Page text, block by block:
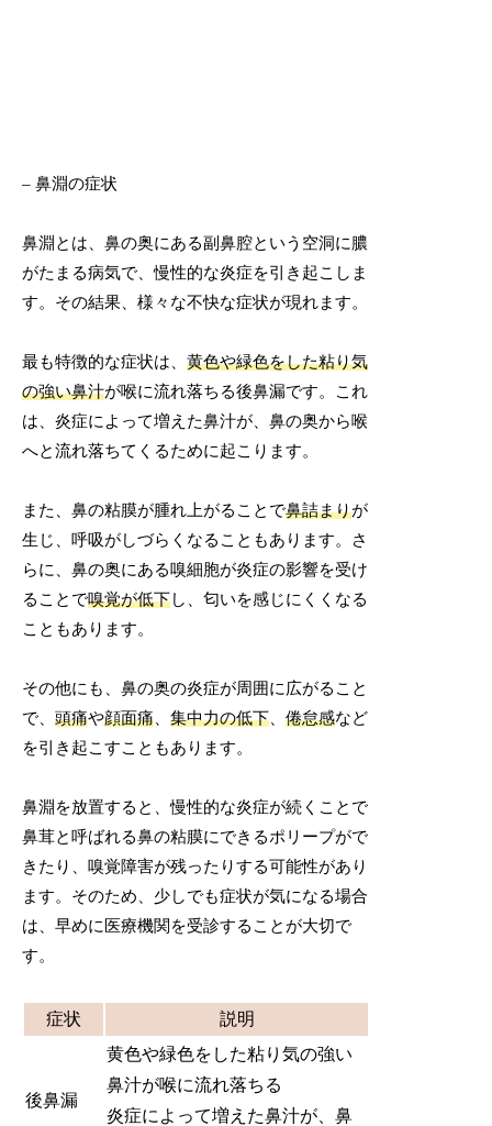
– 鼻淵の症状
鼻淵とは、鼻の奥にある副鼻腔という空洞に膿
がたまる病気で、慢性的な炎症を引き起こしま
す。その結果、様々な不快な症状が現れます。
最も特徴的な症状は、黄色や緑色をした粘り気
の強い鼻汁が喉に流れ落ちる後鼻漏です。これ
は、炎症によって増えた鼻汁が、鼻の奥から喉
へと流れ落ちてくるために起こります。
また、鼻の粘膜が腫れ上がることで鼻詰まりが
生じ、呼吸がしづらくなることもあります。さ
らに、鼻の奥にある嗅細胞が炎症の影響を受け
ることで嗅覚が低下し、匂いを感じにくくなる
こともあります。
その他にも、鼻の奥の炎症が周囲に広がること
で、頭痛や顔面痛 、集中力の低下 、倦怠感など
を引き起こすこともあります。
鼻淵を放置すると、慢性的な炎症が続くことで
鼻茸と呼ばれる鼻の粘膜にできるポリープがで
きたり、嗅覚障害が残ったりする可能性があり
ます。そのため、少しでも症状が気になる場合
は、早めに医療機関を受診することが大切で
す。
症状 説明
後鼻漏
黄色や緑色をした粘り気の強い
鼻汁が喉に流れ落ちる
炎症によって増えた鼻汁が、鼻